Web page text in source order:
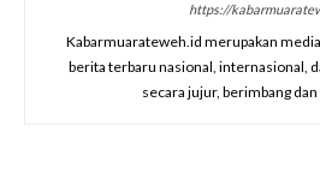
https://
Kabarmuarateweh.id merupakan
berita terbaru nasional, internasional,
secara jujur, berimbang